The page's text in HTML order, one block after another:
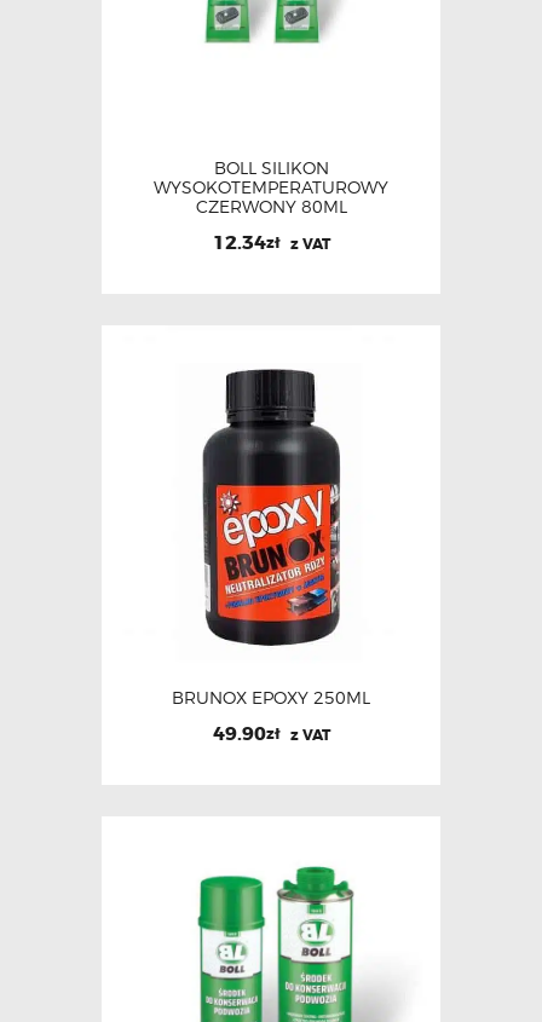
BOLL SILIKON
WYSOKOTEMPERATUROWY
CZERWONY 80ML
12.34zł z VAT
BRUNOX EPOXY 250ML
49.90zł z VAT